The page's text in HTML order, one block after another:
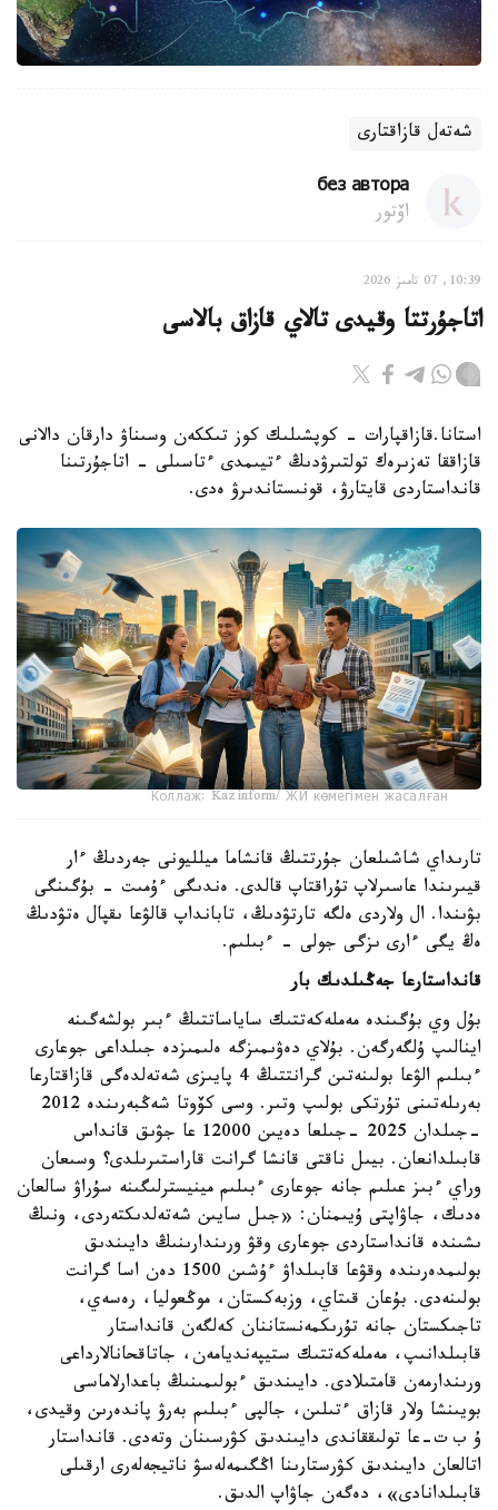
شەتەل قازاقتارى
без автора
اۆتور
10:39, 07 تامىز 2026
اتاجۇرتتا وقيدى تالاي قازاق بالاسى
استانا.قازاقپارات - كوپشىلىك كوز تىككەن وسىناۋ دارقان دالانى
قازاققا تەزىرەك تولتىرۋدىڭ ءتيىمدى ءتاسىلى - اتاجۇرتىنا
قانداستاردى قايتارۋ، قونىستاندىرۋ ەدى.
Коллаж: Kazinform/ ЖИ көмегімен жасалған
تارىداي شاشىلعان جۇرتتىڭ قانشاما ميلليونى جەردىڭ ءار
قيىرىندا عاسىرلاپ تۇراقتاپ قالدى. ەندىگى ءۇمىت - بۇگىنگى
بۋىندا. ال ولاردى ەلگە تارتۋدىڭ، تابانداپ قالۋعا ىقپال ەتۋدىڭ
ەڭ يگى ءارى ىزگى جولى - ءبىلىم.
قانداستارعا جەڭىلدىك بار
بۇل وي بۇگىندە مەملەكەتتىك ساياساتتىڭ ءبىر بولشەگىنە
اينالىپ ۇلگەرگەن. بۇلاي دەۋىمىزگە ەلىمىزدە جىلداعى جوعارى
ءبىلىم الۋعا بولىنەتىن گرانتتىڭ 4 پايىزى شەتەلدەگى قازاقتارعا
بەرىلەتىنى تۇرتكى بولىپ وتىر. وسى كۆوتا شەڭبەرىندە 2012
-جىلدان 2025 -جىلعا دەيىن 12000 عا جۋىق قانداس
قابىلدانعان. بيىل ناقتى قانشا گرانت قاراستىرىلدى؟ وسىعان
وراي ءبىز عىلىم جانە جوعارى ءبىلىم مينيسترلىگىنە سۇراۋ سالعان
ەدىك، جاۋاپتى ۇيىمنان: «جىل سايىن شەتەلدىكتەردى، ونىڭ
ىشىندە قانداستاردى جوعارى وقۋ ورىندارىنىڭ دايىندىق
بولىمدەرىندە وقۋعا قابىلداۋ ءۇشىن 1500 دەن اسا گرانت
بولىنەدى. بۇعان قىتاي، وزبەكستان، موڭعوليا، رەسەي،
تاجىكستان جانە تۇرىكمەنستاننان كەلگەن قانداستار
قابىلدانىپ، مەملەكەتتىك ستيپەنديامەن، جاتاقحانالارداعى
ورىندارمەن قامتىلادى. دايىندىق ءبولىمىنىڭ باعدارلاماسى
بويىنشا ولار قازاق ءتىلىن، جالپى ءبىلىم بەرۋ پاندەرىن وقيدى،
ۇ ب ت-عا تولىققاندى دايىندىق كۋرسىنان وتەدى. قانداستار
اتالعان دايىندىق كۋرستارىنا اڭگىمەلەسۋ ناتيجەلەرى ارقىلى
قابىلدانادى»، دەگەن جاۋاپ الدىق.